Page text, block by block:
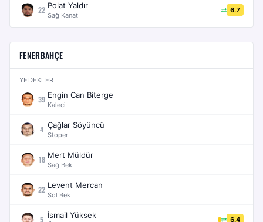
22 Polat Yaldır
Sağ Kanat
6.7
FENERBAHÇE
YEDEKLER
39 Engin Can Biterge
Kaleci
4 Çağlar Söyüncü
Stoper
18 Mert Müldür
Sağ Bek
22 Levent Mercan
Sol Bek
5 İsmail Yüksek 6.4